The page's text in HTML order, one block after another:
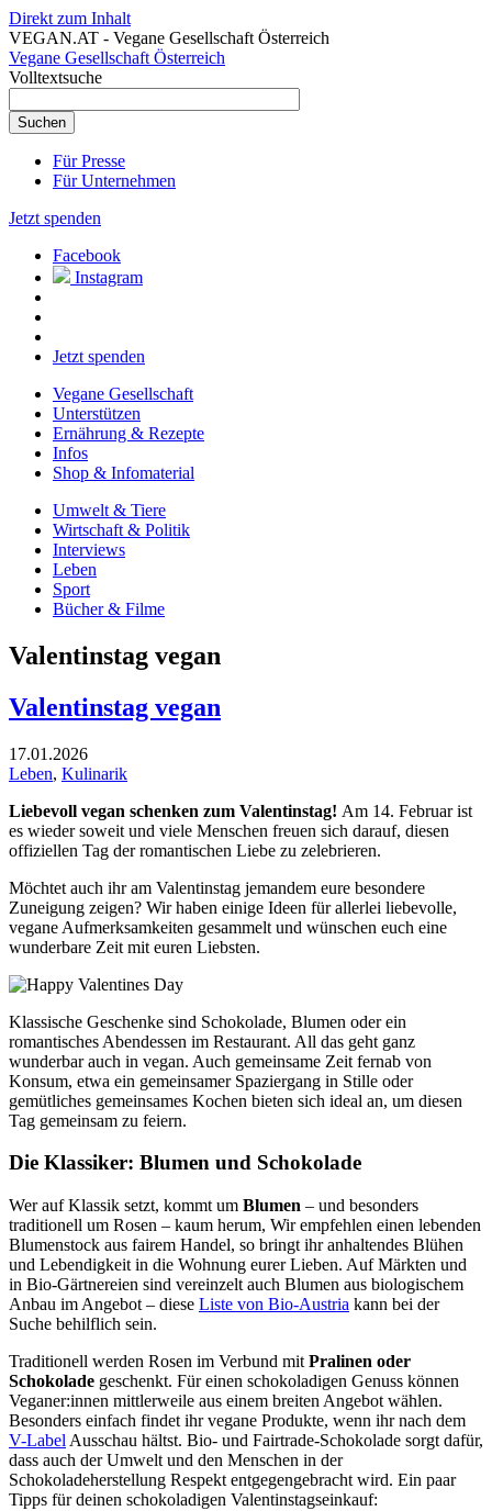
Direkt zum Inhalt
VEGAN.AT - Vegane Gesellschaft Österreich
Vegane Gesellschaft Österreich
Volltextsuche
Für Presse
Für Unternehmen
Jetzt spenden
Facebook
Instagram
Jetzt spenden
Vegane Gesellschaft
Unterstützen
Ernährung & Rezepte
Infos
Shop & Infomaterial
Umwelt & Tiere
Wirtschaft & Politik
Interviews
Leben
Sport
Bücher & Filme
Valentinstag vegan
Valentinstag vegan
17.01.2026
Leben, Kulinarik
Liebevoll vegan schenken zum Valentinstag! Am 14. Februar ist
es wieder soweit und viele Menschen freuen sich darauf, diesen
offiziellen Tag der romantischen Liebe zu zelebrieren.
Möchtet auch ihr am Valentinstag jemandem eure besondere
Zuneigung zeigen? Wir haben einige Ideen für allerlei liebevolle,
vegane Aufmerksamkeiten gesammelt und wünschen euch eine
wunderbare Zeit mit euren Liebsten.
Klassische Geschenke sind Schokolade, Blumen oder ein
romantisches Abendessen im Restaurant. All das geht ganz
wunderbar auch in vegan. Auch gemeinsame Zeit fernab von
Konsum, etwa ein gemeinsamer Spaziergang in Stille oder
gemütliches gemeinsames Kochen bieten sich ideal an, um diesen
Tag gemeinsam zu feiern.
Die Klassiker: Blumen und Schokolade
Wer auf Klassik setzt, kommt um Blumen – und besonders
traditionell um Rosen – kaum herum, Wir empfehlen einen lebenden
Blumenstock aus fairem Handel, so bringt ihr anhaltendes Blühen
und Lebendigkeit in die Wohnung eurer Lieben. Auf Märkten und
in Bio-Gärtnereien sind vereinzelt auch Blumen aus biologischem
Anbau im Angebot – diese Liste von Bio-Austria kann bei der
Suche behilflich sein.
Traditionell werden Rosen im Verbund mit Pralinen oder
Schokolade geschenkt. Für einen schokoladigen Genuss können
Veganer:innen mittlerweile aus einem breiten Angebot wählen.
Besonders einfach findet ihr vegane Produkte, wenn ihr nach dem
V-Label Ausschau hältst. Bio- und Fairtrade-Schokolade sorgt dafür,
dass auch der Umwelt und den Menschen in der
Schokoladeherstellung Respekt entgegengebracht wird. Ein paar
Tipps für deinen schokoladigen Valentinstagseinkauf: